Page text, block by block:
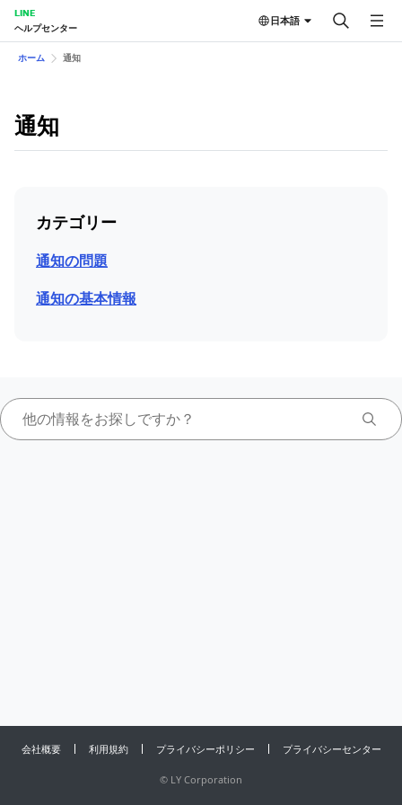
LINE
ヘルプセンター
日本語
ホーム 通知
通知
カテゴリー
通知の問題
通知の基本情報
会社概要 利用規約 プライバシーポリシー プライバシーセンター
© LY Corporation